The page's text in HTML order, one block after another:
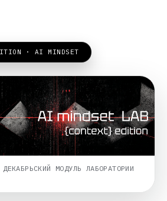
· AI MINDSET
ДЕКАБРЬСКИЙ МОДУЛЬ ЛАБОРАТОРИИ